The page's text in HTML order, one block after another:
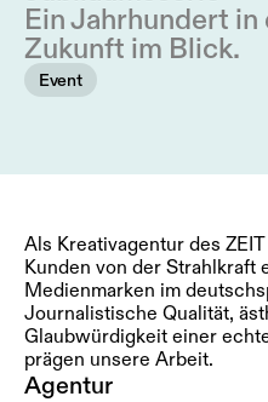
Ein Jahrhundert
Zukunft im Blick.
Event
Als Kreativagentur des
Kunden von der Strahlkraft
Medienmarken im
Journalistische Qualität,
Glaubwürdigkeit einer
prägen unsere Arbeit.
Agentur